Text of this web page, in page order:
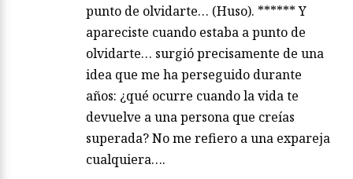
punto de olvidarte… (Huso). ****** Y
apareciste cuando estaba a punto de
olvidarte… surgió precisamente de una
idea que me ha perseguido durante
años: ¿qué ocurre cuando la vida te
devuelve a una persona que creías
superada? No me refiero a una expareja
cualquiera….